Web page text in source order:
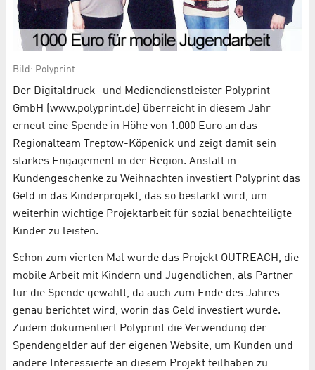
Bild: Polyprint
Der Digitaldruck- und Mediendienstleister Polyprint
GmbH (www.polyprint.de) überreicht in diesem Jahr
erneut eine Spende in Höhe von 1.000 Euro an das
Regionalteam Treptow-Köpenick und zeigt damit sein
starkes Engagement in der Region. Anstatt in
Kundengeschenke zu Weihnachten investiert Polyprint das
Geld in das Kinderprojekt, das so bestärkt wird, um
weiterhin wichtige Projektarbeit für sozial benachteiligte
Kinder zu leisten.
Schon zum vierten Mal wurde das Projekt OUTREACH, die
mobile Arbeit mit Kindern und Jugendlichen, als Partner
für die Spende gewählt, da auch zum Ende des Jahres
genau berichtet wird, worin das Geld investiert wurde.
Zudem dokumentiert Polyprint die Verwendung der
Spendengelder auf der eigenen Website, um Kunden und
andere Interessierte an diesem Projekt teilhaben zu